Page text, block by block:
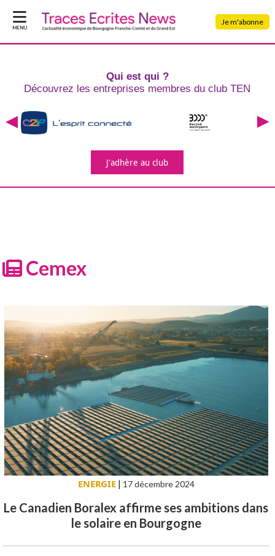
MENU
Je m'abonne
Qui est qui ?
Découvrez les entreprises membres du club TEN
J'adhèreau club
Cemex
ENERGIE| 17 décembre 2024
Le Canadien Boralex affirme ses ambitions dans
le solaire en Bourgogne